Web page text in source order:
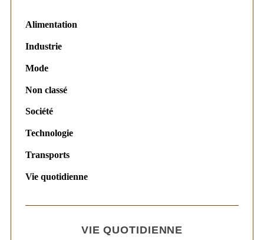
Alimentation
Industrie
Mode
Non classé
Société
Technologie
Transports
Vie quotidienne
VIE QUOTIDIENNE